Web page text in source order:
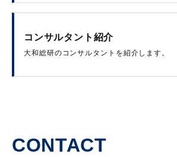
コンサルタント紹介
大和総研のコンサルタントを紹介します。
CONTACT